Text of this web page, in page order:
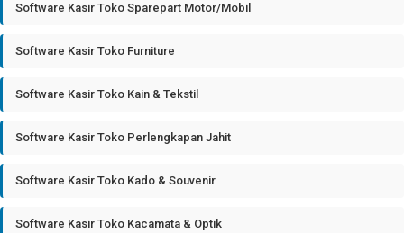
Software Kasir Toko Sparepart Motor/Mobil
Software Kasir Toko Furniture
Software Kasir Toko Kain & Tekstil
Software Kasir Toko Perlengkapan Jahit
Software Kasir Toko Kado & Souvenir
Software Kasir Toko Kacamata & Optik